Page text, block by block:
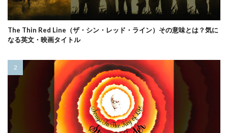
The Thin Red Line（ザ・シン・レッド・ライン）その意味とは？気に
なる英文・映画タイトル